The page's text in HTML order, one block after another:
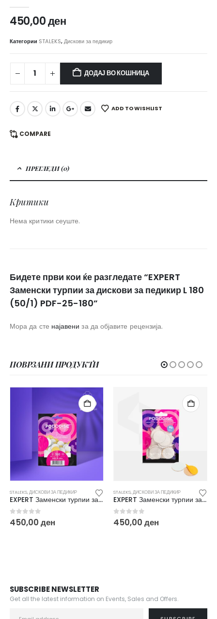
450,00ден
Категории STALEKS,Дискови за педикир
ДОДАЈ ВО КОШНИЦА
ADD TO WISHLIST
COMPARE
ПРЕГЛЕДИ (0)
Критики
Нема критики сеуште.
Бидете први кои ќе разгледате “EXPERT
Заменски турпии за дискови за педикир L 180
(50/1) PDF-25-180”
Мора да сте најавени за да објавите рецензија.
ПОВРЗАНИ ПРОДУКТИ
STALEKS,ДИСКОВИ ЗА ПЕДИКИР
EXPERT Заменски турпии за дискови за педикир L Soft 320 (50/1) PDFS 25-320W
0out of 5
450,00 ден
STALEKS,ДИСКОВИ ЗА ПЕДИКИР
EXPERT Заменски турпии за дискови за педикир L 80(50/1) PDF-25-80W
0out of 5
450,00 ден
SUBSCRIBE NEWSLETTER
Get all the latest information on Events, Sales and Offers.